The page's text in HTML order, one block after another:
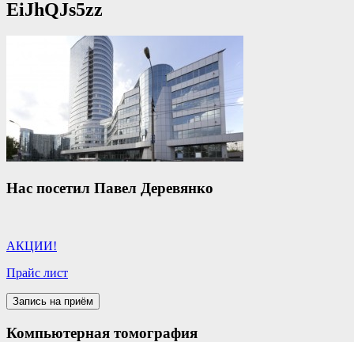
EiJhQJs5zz
Нас посетил Павел Деревянко
АКЦИИ!
Прайс лист
Компьютерная томография